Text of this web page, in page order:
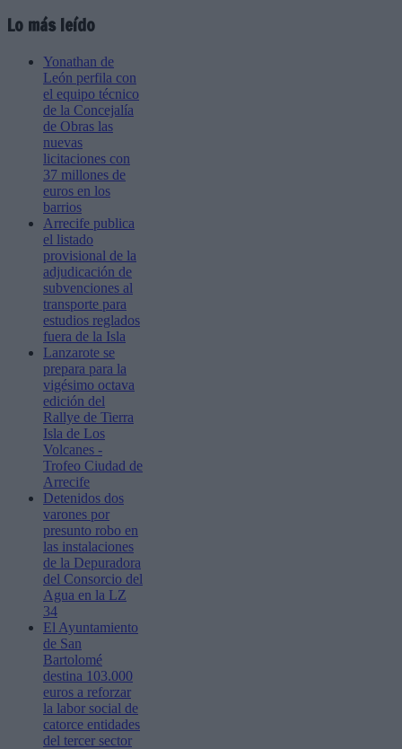
Lo más leído
Yonathan de
León perfila con
el equipo técnico
de la Concejalía
de Obras las
nuevas
licitaciones con
37 millones de
euros en los
barrios
Arrecife publica
el listado
provisional de la
adjudicación de
subvenciones al
transporte para
estudios reglados
fuera de la Isla
Lanzarote se
prepara para la
vigésimo octava
edición del
Rallye de Tierra
Isla de Los
Volcanes -
Trofeo Ciudad de
Arrecife
Detenidos dos
varones por
presunto robo en
las instalaciones
de la Depuradora
del Consorcio del
Agua en la LZ
34
El Ayuntamiento
de San
Bartolomé
destina 103.000
euros a reforzar
la labor social de
catorce entidades
del tercer sector